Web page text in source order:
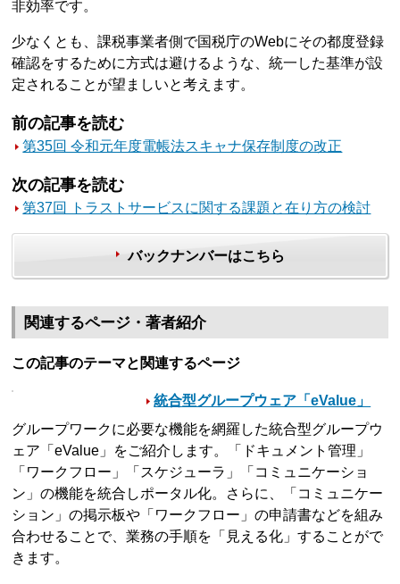
非効率です。
少なくとも、課税事業者側で国税庁のWebにその都度登録
確認をするために方式は避けるような、統一した基準が設
定されることが望ましいと考えます。
前の記事を読む
第35回 令和元年度電帳法スキャナ保存制度の改正
次の記事を読む
第37回 トラストサービスに関する課題と在り方の検討
バックナンバーはこちら
関連するページ・著者紹介
この記事のテーマと関連するページ
統合型グループウェア「eValue」
グループワークに必要な機能を網羅した統合型グループウ
ェア「eValue」をご紹介します。「ドキュメント管理」
「ワークフロー」「スケジューラ」「コミュニケーショ
ン」の機能を統合しポータル化。さらに、「コミュニケー
ション」の掲示板や「ワークフロー」の申請書などを組み
合わせることで、業務の手順を「見える化」することがで
きます。